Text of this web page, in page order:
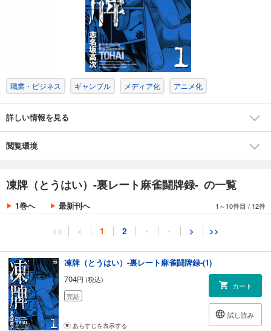
職業・ビジネス ギャンブル メディア化 アニメ化
詳しい情報を見る
閲覧環境
凍牌（とうはい）-裏レート麻雀闘牌録- の一覧
1巻へ 最新刊へ 1～10件目 / 12件
<< < 1 2 ・ ・ > >>
凍牌（とうはい）-裏レート麻雀闘牌録-(1)
704円 (税込)
完結
カート
試し読み
あらすじを表示する